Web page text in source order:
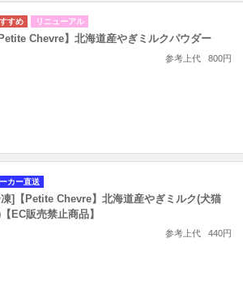
リニューアル
Petite Chevre】北海道産やぎミルクパウダー
参考上代 800円
カー直送
凍]【Petite Chevre】北海道産やぎミルク(犬猫
EC販売禁止商品】
参考上代 440円